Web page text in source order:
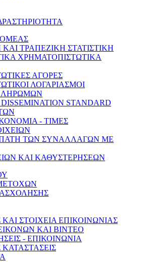
ΤΡΑΠΕΖΙΚΗ ΣΤΑΤΙΣΤΙΚΗ
ΧΡΗΜΑΤΟΠΙΣΤΩΤΙΚΑ
ΑΓΟΡΕΣ
ΛΟΓΑΡΙΑΣΜΟΙ
STANDARD
- ΤΙΜΕΣ
ΤΩΝ ΣΥΝΑΛΛΑΓΩΝ ΜΕ
ΚΑΙ ΚΑΘΥΣΤΕΡΗΣΕΩΝ
ΣΤΟΙΧΕΙΑ ΕΠΙΚΟΙΝΩΝΙΑΣ
ΚΑΙ ΒΙΝΤΕΟ
- ΕΠΙΚΟΙΝΩΝΙΑ